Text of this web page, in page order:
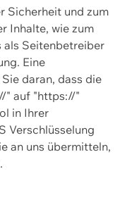
Sicherheit und zum
Inhalte, wie zum
als Seitenbetreiber
Eine
daran, dass die
" auf "https://"
in Ihrer
Verschlüsselung
an uns übermitteln,